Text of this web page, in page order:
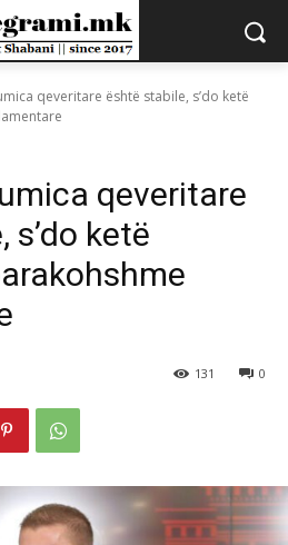
qeveritare është stabile, s’do ketë
qeveritare
s’do ketë
0
131